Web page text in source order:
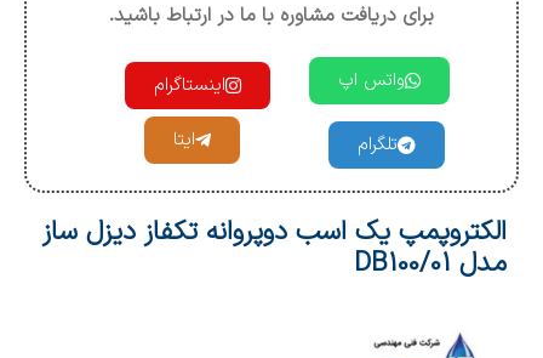
برای دریافت مشاوره با ما در ارتباط باشید.
واتس اپ اینستاگرام
تلگرام ایتا
الکتروپمپ یک اسب دوپروانه تکفاز دیزل ساز
مدل DB100/01